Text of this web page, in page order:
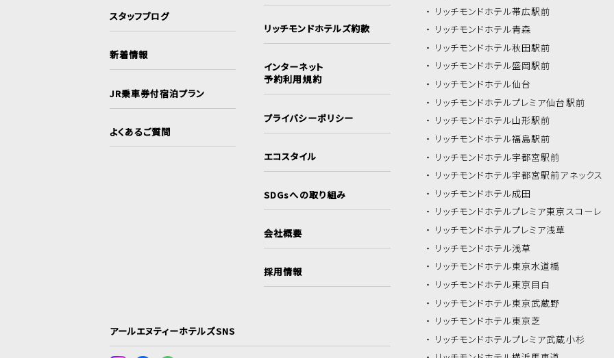
スタッフブログ
新着情報
JR乗車券付宿泊プラン
よくあるご質問
リッチモンドホテルズ約款
インターネット
予約利用規約
プライバシーポリシー
エコスタイル
SDGsへの取り組み
会社概要
採用情報
アールエヌティーホテルズSNS
リッチモンドホテル帯広駅前
リッチモンドホテル青森
リッチモンドホテル秋田駅前
リッチモンドホテル盛岡駅前
リッチモンドホテル仙台
リッチモンドホテルプレミア仙台駅前
リッチモンドホテル山形駅前
リッチモンドホテル福島駅前
リッチモンドホテル宇都宮駅前
リッチモンドホテル宇都宮駅前アネックス
リッチモンドホテル成田
リッチモンドホテルプレミア東京スコーレ
リッチモンドホテルプレミア浅草
リッチモンドホテル浅草
リッチモンドホテル東京水道橋
リッチモンドホテル東京目白
リッチモンドホテル東京武蔵野
リッチモンドホテル東京芝
リッチモンドホテルプレミア武蔵小杉